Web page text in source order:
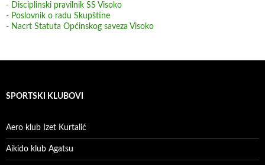
- Disciplinski pravilnik SS Visoko
- Poslovnik o radu Skupštine
- Nacrt Statuta Općinskog saveza Visoko
SPORTSKI KLUBOVI
Aero klub Izet Kurtalić
Aikido klub Agatsu